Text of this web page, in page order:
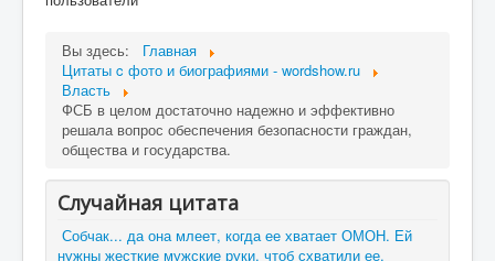
Вы здесь:
Главная
Цитаты c фото и биографиями - wordshow.ru
Власть
ФСБ в целом достаточно надежно и эффективно
решала вопрос обеспечения безопасности граждан,
общества и государства.
Случайная цитата
Собчак... да она млеет, когда ее хватает ОМОН. Ей
нужны жесткие мужские руки, чтоб схватили ее,